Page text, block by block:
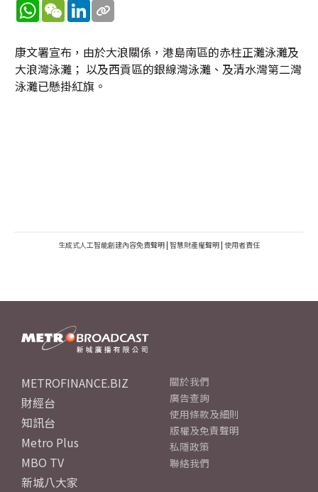
WhatsApp
WeChatLinkedIn
康文署宣布，由於大浪關係，港島南區的赤柱正灘泳灘及
大浪灣泳灘； 以及西貢區的銀線灣泳灘、及清水灣第二灣
泳灘已懸掛紅旗。
生成式人工智能創建內容免責聲明 | 智慧財產權聲明 | 使用者責任
METROFINANCE.BIZ
財經台
知訊台
Metro Plus
MBO TV
新城八大家
關於我們
廣告查詢
使用條款及細則
版權及免責聲明
私隱政策
聯絡我們